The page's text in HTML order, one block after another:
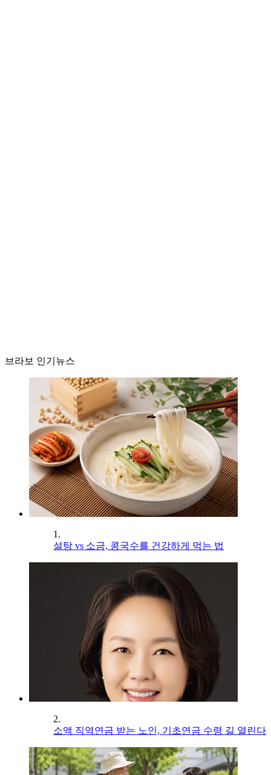
브라보 인기뉴스
1.
설탕 vs 소금, 콩국수를 건강하게 먹는 법
2.
소액 직역연금 받는 노인, 기초연금 수령 길 열린다